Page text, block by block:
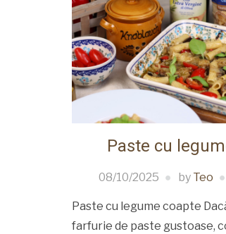
Paste cu
08/10/2025 by Teo
Paste cu legume coapte
farfurie de paste gustoase,